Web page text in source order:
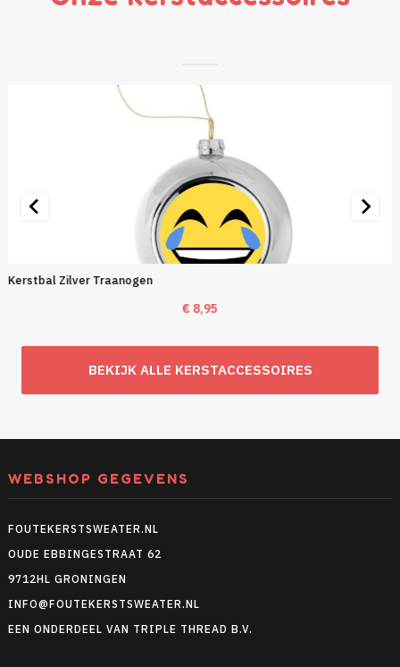
Kerstbal Zilver Traanogen
€8,95
BEKIJK ALLE KERSTACCESSOIRES
WEBSHOP GEGEVENS
FOUTEKERSTSWEATER.NL
OUDE EBBINGESTRAAT 62
9712HL GRONINGEN
INFO@FOUTEKERSTSWEATER.NL
EEN ONDERDEEL VAN TRIPLE THREAD B.V.